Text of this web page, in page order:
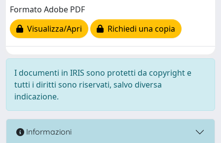
Formato Adobe PDF
Visualizza/Apri
Richiedi una copia
I documenti in IRIS sono protetti da copyright e
tutti i diritti sono riservati, salvo diversa
indicazione.
Informazioni